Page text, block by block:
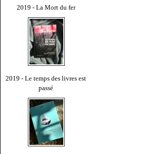
2019 - La Mort du fer
2019 - Le temps des livres est
passé